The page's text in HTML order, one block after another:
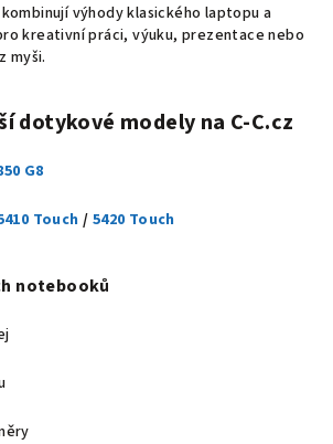
kombinují výhody klasického laptopu a
kreativní práci, výuku, prezentace nebo
myši.
dotykové modely na C‑C.cz
G8
Touch / 5420 Touch
notebooků